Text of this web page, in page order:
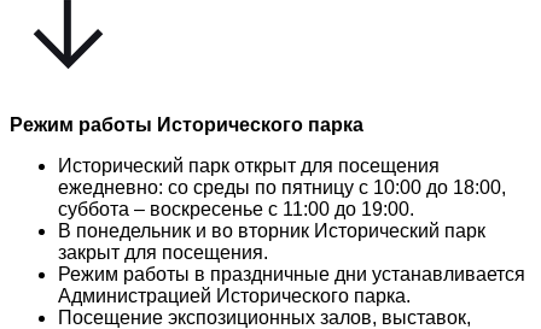
Режим работы Исторического парка
Исторический парк открыт для посещения
ежедневно: со среды по пятницу с 10:00 до 18:00,
суббота – воскресенье с 11:00 до 19:00.
В понедельник и во вторник Исторический парк
закрыт для посещения.
Режим работы в праздничные дни устанавливается
Администрацией Исторического парка.
Посещение экспозиционных залов, выставок,